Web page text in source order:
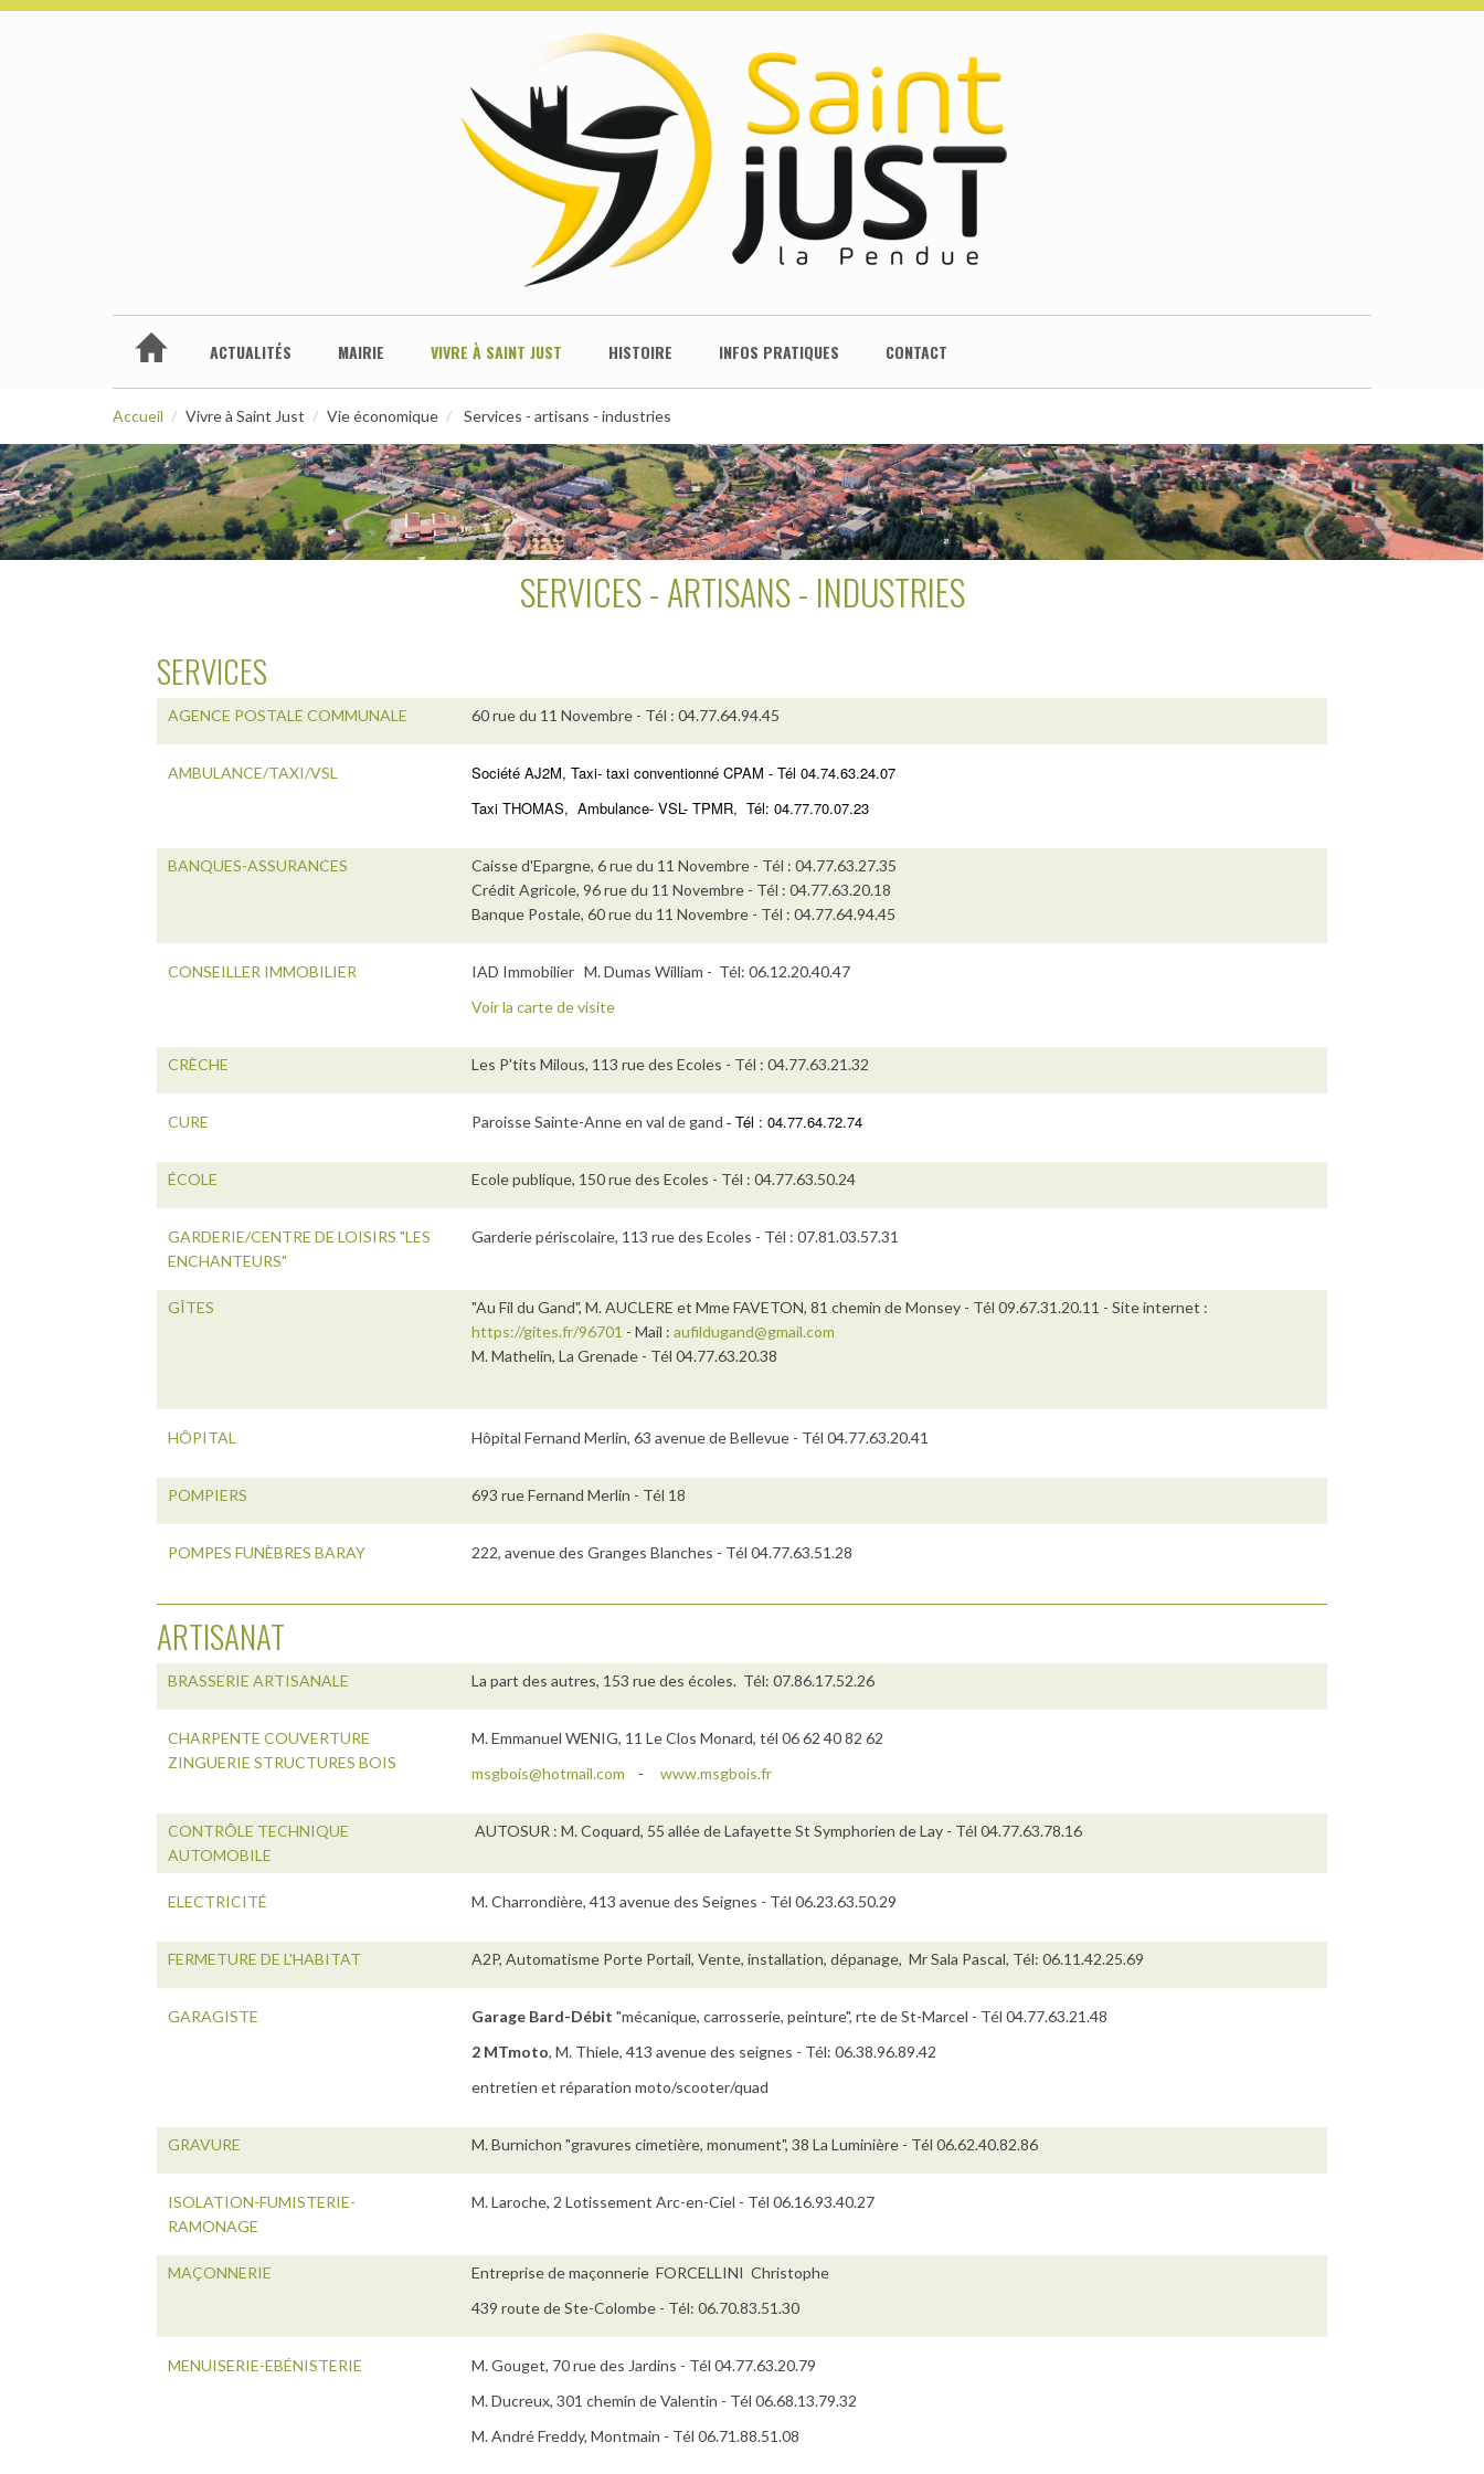
ACTUALITÉS MAIRIE VIVRE À SAINT JUST HISTOIRE INFOS PRATIQUES CONTACT
Accueil Vivre à Saint Just Vie économique Services - artisans - industries
SERVICES - ARTISANS - INDUSTRIES
SERVICES
AGENCE POSTALE COMMUNALE 60 rue du 11 Novembre - Tél : 04.77.64.94.45
AMBULANCE/TAXI/VSL
Société AJ2M, Taxi- taxi conventionné CPAM - Tél 04.74.63.24.07
Taxi THOMAS, Ambulance- VSL- TPMR, Tél: 04.77.70.07.23
BANQUES-ASSURANCES
Caisse d'Epargne, 6 rue du 11 Novembre - Tél : 04.77.63.27.35
Crédit Agricole, 96 rue du 11 Novembre - Tél : 04.77.63.20.18
Banque Postale, 60 rue du 11 Novembre - Tél : 04.77.64.94.45
CONSEILLER IMMOBILIER
IAD Immobilier M. Dumas William - Tél: 06.12.20.40.47
Voir la carte de visite
CRÈCHE Les P'tits Milous, 113 rue des Ecoles - Tél : 04.77.63.21.32
CURE Paroisse Sainte-Anne en val de gand - Tél : 04.77.64.72.74
ÉCOLE Ecole publique, 150 rue des Ecoles - Tél : 04.77.63.50.24
GARDERIE/CENTRE DE LOISIRS "LES
ENCHANTEURS"
Garderie périscolaire, 113 rue des Ecoles - Tél : 07.81.03.57.31
GÎTES
"Au Fil du Gand", M. AUCLERE et Mme FAVETON, 81 chemin de Monsey - Tél 09.67.31.20.11 - Site internet :
https://gites.fr/96701 - Mail : aufildugand@gmail.com
M. Mathelin, La Grenade - Tél 04.77.63.20.38
HÔPITAL Hôpital Fernand Merlin, 63 avenue de Bellevue - Tél 04.77.63.20.41
POMPIERS 693 rue Fernand Merlin - Tél 18
POMPES FUNÈBRES BARAY 222, avenue des Granges Blanches - Tél 04.77.63.51.28
ARTISANAT
BRASSERIE ARTISANALE La part des autres, 153 rue des écoles. Tél: 07.86.17.52.26
CHARPENTE COUVERTURE
ZINGUERIE STRUCTURES BOIS
M. Emmanuel WENIG, 11 Le Clos Monard, tél 06 62 40 82 62
msgbois@hotmail.com - www.msgbois.fr
CONTRÔLE TECHNIQUE
AUTOMOBILE
AUTOSUR : M. Coquard, 55 allée de Lafayette St Symphorien de Lay - Tél 04.77.63.78.16
ELECTRICITÉ M. Charrondière, 413 avenue des Seignes - Tél 06.23.63.50.29
FERMETURE DE L'HABITAT A2P, Automatisme Porte Portail, Vente, installation, dépanage, Mr Sala Pascal, Tél: 06.11.42.25.69
GARAGISTE Garage Bard-Débit "mécanique, carrosserie, peinture", rte de St-Marcel - Tél 04.77.63.21.48
2 MTmoto, M. Thiele, 413 avenue des seignes - Tél: 06.38.96.89.42
entretien et réparation moto/scooter/quad
GRAVURE M. Burnichon "gravures cimetière, monument", 38 La Luminière - Tél 06.62.40.82.86
ISOLATION-FUMISTERIE-
RAMONAGE
M. Laroche, 2 Lotissement Arc-en-Ciel - Tél 06.16.93.40.27
MAÇONNERIE
Entreprise de maçonnerie FORCELLINI Christophe
439 route de Ste-Colombe - Tél: 06.70.83.51.30
MENUISERIE-EBÉNISTERIE
M. Gouget, 70 rue des Jardins - Tél 04.77.63.20.79
M. Ducreux, 301 chemin de Valentin - Tél 06.68.13.79.32
M. André Freddy, Montmain - Tél 06.71.88.51.08